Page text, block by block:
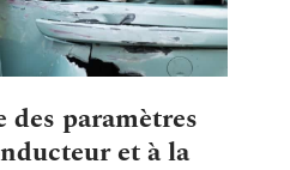
paramètres
et à la